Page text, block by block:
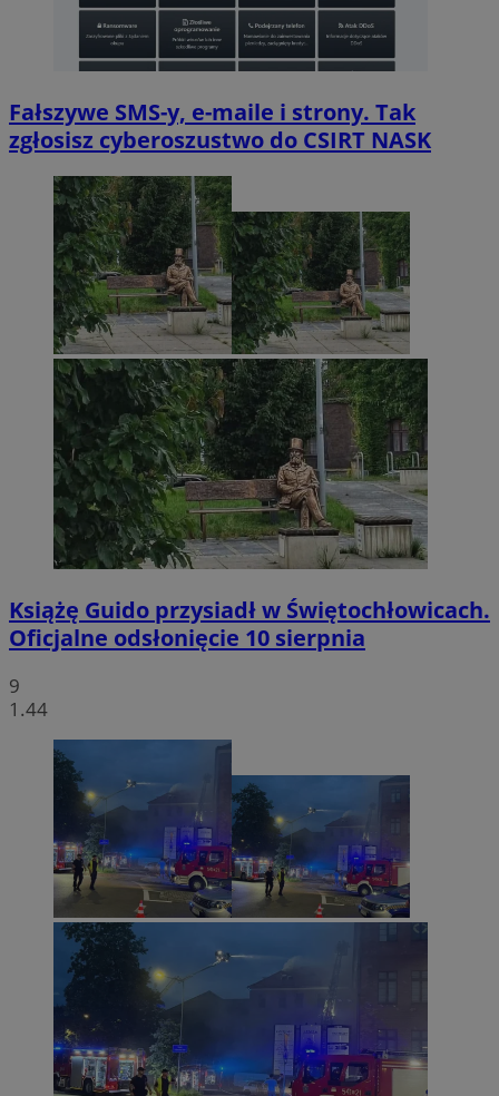
Fałszywe SMS-y, e-maile i strony. Tak
zgłosisz cyberoszustwo do CSIRT NASK
Książę Guido przysiadł w Świętochłowicach.
Oficjalne odsłonięcie 10 sierpnia
9
1.44